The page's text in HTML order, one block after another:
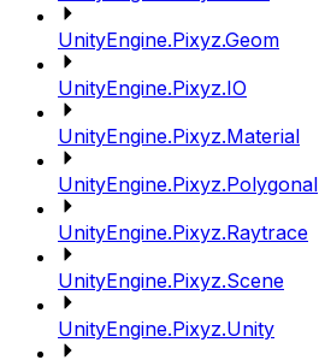
UnityEngine.Pixyz.Geom
UnityEngine.Pixyz.IO
UnityEngine.Pixyz.Material
UnityEngine.Pixyz.Polygonal
UnityEngine.Pixyz.Raytrace
UnityEngine.Pixyz.Scene
UnityEngine.Pixyz.Unity